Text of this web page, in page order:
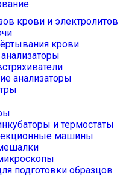
крови и электролитов
крови
анализаторы
и термостаты
машины
подготовки образцов